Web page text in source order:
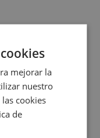
mejorar la
nuestro
cookies
de